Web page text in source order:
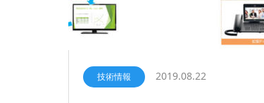
技術情報 2019.08.22